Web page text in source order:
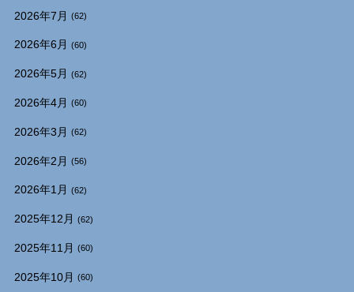
2026年7月 (62)
2026年6月 (60)
2026年5月 (62)
2026年4月 (60)
2026年3月 (62)
2026年2月 (56)
2026年1月 (62)
2025年12月 (62)
2025年11月 (60)
2025年10月 (60)